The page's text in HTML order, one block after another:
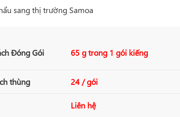
sang thị trường Samoa
Đóng Gói 65 g trong 1 gói kiếng
thùng 24 / gói
Liên hệ